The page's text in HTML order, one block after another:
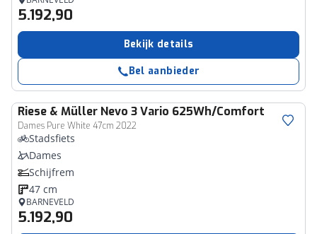
5.192,90
Bekijk details
Bel aanbieder
Riese & Müller Nevo 3 Vario 625Wh/Comfort
Dames Pure White 47cm 2022
Stadsfiets
Dames
Schijfrem
47 cm
BARNEVELD
5.192,90